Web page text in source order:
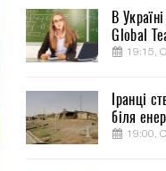
В
Global
19:15,
Іранці
біля
19:00,